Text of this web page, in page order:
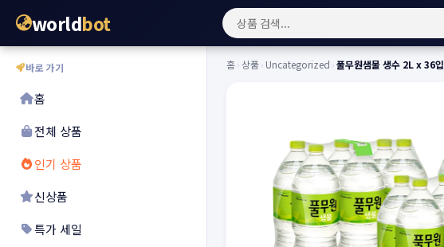
worldbot
바로가기
홈
전체 상품
인기 상품
신상품
특가 세일
홈›상품› Uncategorized ›풀무원샘물 생수 2L x 36입